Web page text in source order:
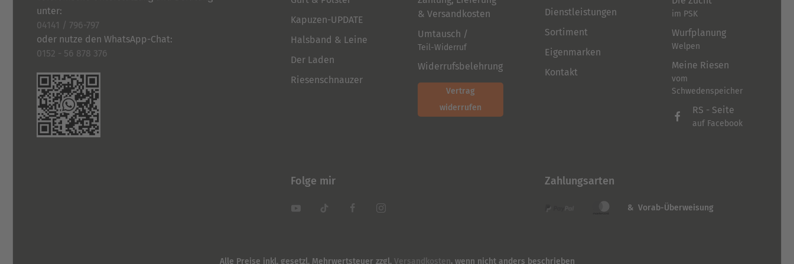
unter:
04141 / 796-797
oder nutze den WhatsApp-Chat:
0152 - 56 878 376
Kapuzen-UPDATE
Halsband & Leine
Der Laden
Riesenschnauzer
& Versandkosten
Umtausch /
Teil-Widerruf
Widerrufsbelehrung
Vertrag
widerrufen
Dienstleistungen
Sortiment
Eigenmarken
Kontakt
im PSK
Wurfplanung
Welpen
Meine Riesen
vom
Schwedenspeicher
RS - Seite
auf Facebook
Folge mir Zahlungsarten
& Vorab-Überweisung
Alle Preise inkl. gesetzl. Mehrwertsteuer zzgl. Versandkosten, wenn nicht anders beschrieben